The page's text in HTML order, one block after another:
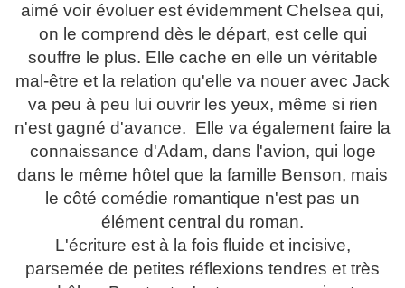
aimé voir évoluer est évidemment Chelsea qui,
on le comprend dès le départ, est celle qui
souffre le plus. Elle cache en elle un véritable
mal-être et la relation qu'elle va nouer avec Jack
va peu à peu lui ouvrir les yeux, même si rien
n'est gagné d'avance. Elle va également faire la
connaissance d'Adam, dans l'avion, qui loge
dans le même hôtel que la famille Benson, mais
le côté comédie romantique n'est pas un
élément central du roman.
L'écriture est à la fois fluide et incisive,
parsemée de petites réflexions tendres et très